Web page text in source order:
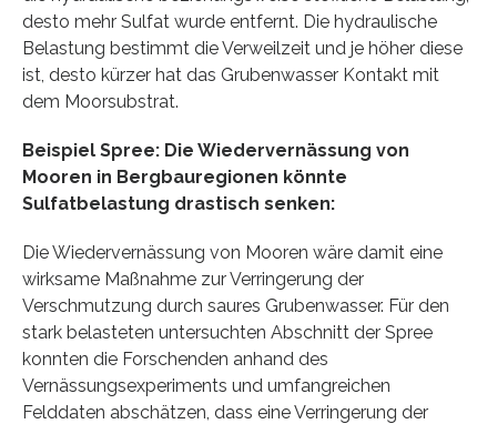
desto mehr Sulfat wurde entfernt. Die hydraulische
Belastung bestimmt die Verweilzeit und je höher diese
ist, desto kürzer hat das Grubenwasser Kontakt mit
dem Moorsubstrat.
Beispiel Spree: Die Wiedervernässung von
Mooren in Bergbauregionen könnte
Sulfatbelastung drastisch senken:
Die Wiedervernässung von Mooren wäre damit eine
wirksame Maßnahme zur Verringerung der
Verschmutzung durch saures Grubenwasser. Für den
stark belasteten untersuchten Abschnitt der Spree
konnten die Forschenden anhand des
Vernässungsexperiments und umfangreichen
Felddaten abschätzen, dass eine Verringerung der